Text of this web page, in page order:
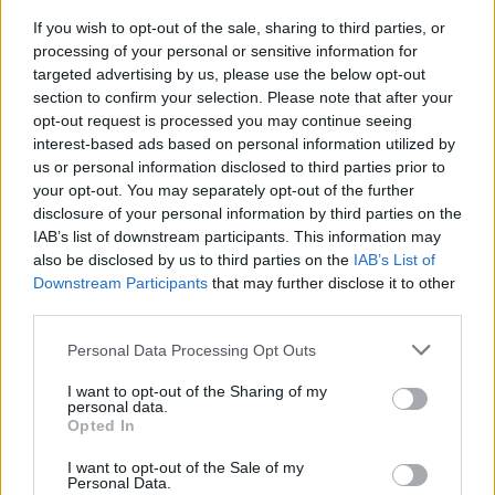
If you wish to opt-out of the sale, sharing to third parties, or
processing of your personal or sensitive information for
targeted advertising by us, please use the below opt-out
section to confirm your selection. Please note that after your
opt-out request is processed you may continue seeing
interest-based ads based on personal information utilized by
us or personal information disclosed to third parties prior to
your opt-out. You may separately opt-out of the further
disclosure of your personal information by third parties on the
IAB’s list of downstream participants. This information may
also be disclosed by us to third parties on the IAB’s List of
Downstream Participants that may further disclose it to other
Personal Data Processing Opt Outs
I want to opt-out of the Sharing of my
personal data.
Opted In
I want to opt-out of the Sale of my
Personal Data.
16 Luglio 2025 alle ore 06:43
·Ti stimo·Rispondi
caciocavallo:Isabo non avevo dubbi che avrei fatto
colpo su una che ne sai dell'alta moda e di begli
uomini
16 Luglio 2025 alle ore 08:55
·Ti stimo·Rispondi
Gimlet:caciocavallo no meglio immaginare....le cose
è meglio pensare a come potrebbero essere 😜
·Ti stimo ·Rispondi
òstrega:Eccomi presente! Quello sono io. 🙂
16 Luglio 2025 alle ore 09:58
·Ti stimo·Rispondi